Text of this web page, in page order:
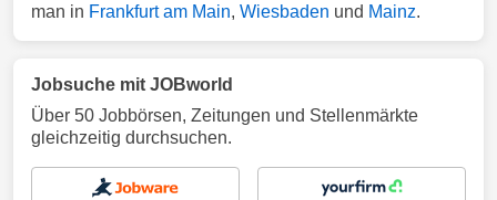
man in Frankfurt am Main, Wiesbaden und Mainz.
Jobsuche mit JOBworld
Über 50 Jobbörsen, Zeitungen und Stellenmärkte
gleichzeitig durchsuchen.